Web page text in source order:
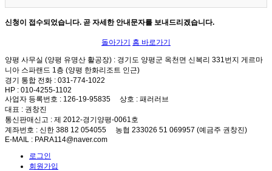
신청이 접수되었습니다. 곧 자세한 안내문자를 보내드리겠습니다.
돌아가기 홈 바로가기
양평 사무실 (양평 유명산 활공장) : 경기도 양평군 옥천면 신복리 331번지 게르마
니아 스파랜드 1층 (양평 한화리조트 인근)
경기 통합 전화 : 031-774-1022
HP : 010-4255-1102
사업자 등록번호 : 126-19-95835 상호 : 패러러브
대표 : 권창진
통신판매신고 : 제 2012-경기양평-0061호
계좌번호 : 신한 388 12 054055 농협 233026 51 069957 (예금주 권창진)
E-MAIL : PARA114@naver.com
로그인
회원가입